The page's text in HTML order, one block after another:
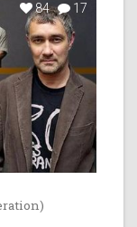
84 17